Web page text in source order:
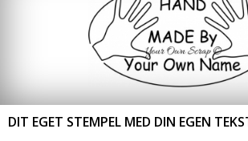
DIT EGET STEMPEL MED DIN EGEN